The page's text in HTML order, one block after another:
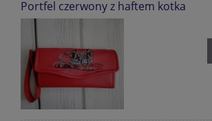
Portfel czerwony z haftem kotka